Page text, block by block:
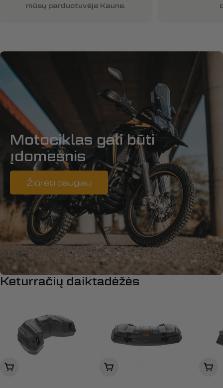
mūsų parduotuvėje Kaune.
Motociklas gali būti
įdomesnis
Žiūrėti daugiau
Keturračių daiktadėžės
Įdėti į krepšelį Įdėti į krepšelį